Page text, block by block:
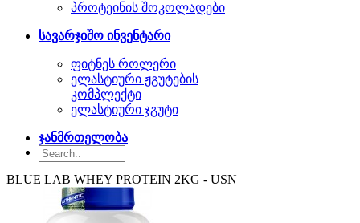
პროტეინის შოკოლადები
სავარჯიშო ინვენტარი
ფიტნეს როლერი
ელასტიური ჟგუტების
კომპლექტი
ელასტიური ჯგუტი
ჯანმრთელობა
BLUE LAB WHEY PROTEIN 2KG - USN